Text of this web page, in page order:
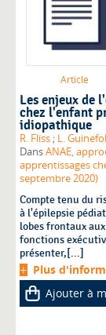
Article
Les enjeux de
chez l'enfant
idiopathique
R. Fliss ; L.
DansANAE,
apprentissages
septembre 2020)
Compte tenu du
à l'épilepsie
lobes frontaux
fonctions
présenter,[...]
Plus
Ajouter à